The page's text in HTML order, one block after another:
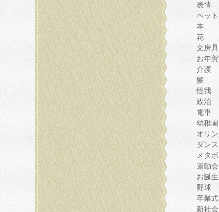
表情
ペット
本
花
文房具
お年
介護
髪
怪我
政治
電車
幼稚園
オリ
ダンス
メタ
運動会
お誕
野球
卒業式
新社